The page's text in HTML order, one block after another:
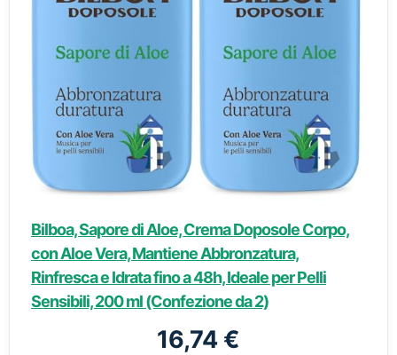
Bilboa, Sapore di Aloe, Crema Doposole Corpo,
con Aloe Vera, Mantiene Abbronzatura,
Rinfresca e Idrata fino a 48h, Ideale per Pelli
Sensibili, 200 ml (Confezione da 2)
16,74 €